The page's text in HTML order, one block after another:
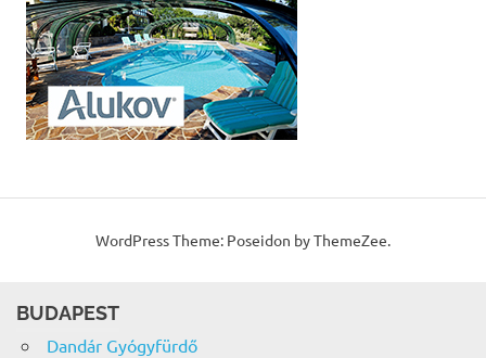
WordPress Theme: Poseidon by ThemeZee.
BUDAPEST
Dandár Gyógyfürdő